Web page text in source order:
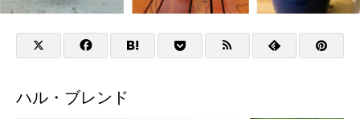
ハル・ブレンド